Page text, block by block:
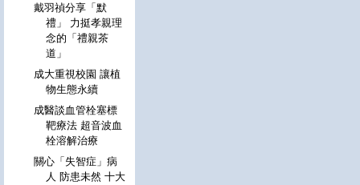
戴羽禎分享「默
禮」 力挺孝親理
念的「禮親茶
道」
成大重視校園 讓植
物生態永續
成醫談血管栓塞標
靶療法 超音波血
栓溶解治療
關心「失智症」病
人 防患未然 十大